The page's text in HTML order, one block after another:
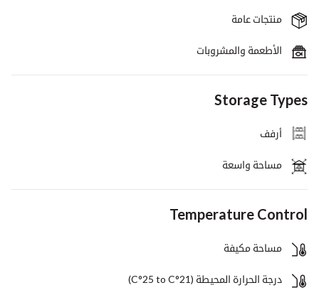
منتجات عامة
الأطعمة والمشروبات
Storage Types
أرفف
مساحة واسعة
Temperature Control
مساحة مكيفة
درجة الحرارة المحيطة (C°25 to C°21)